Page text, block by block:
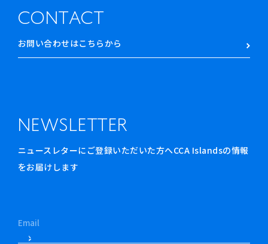
CONTACT
お問い合わせはこちらから
NEWSLETTER
ニュースレターにご登録いただいた方へCCA Islandsの情報
をお届けします